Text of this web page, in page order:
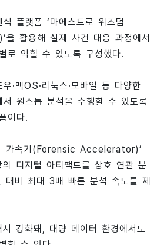
플랫폼 ‘마에스트로 위즈덤
활용해 실제 사건 대응 과정에서
로 익힐 수 있도록 구성했다.
·맥OS·리눅스·모바일 등 다양한
서 원스톱 분석을 수행할 수 있도록
이다.
가속기(Forensic Accelerator)’
디지털 아티팩트를 상호 연관 분
대비 최대 3배 빠른 분석 속도를 제
강화돼, 대량 데이터 환경에서도